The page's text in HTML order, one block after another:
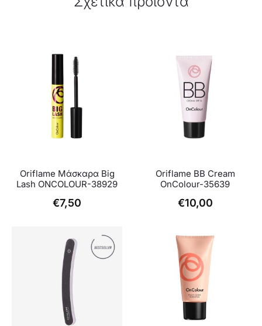
Oriflame Μάσκαρα Big
Lash ONCOLOUR-38929
€7,50
Oriflame ΒΒ Cream
OnColour-35639
€10,00